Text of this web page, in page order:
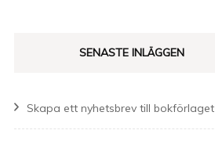
SENASTE INLÄGGEN
Skapa ett nyhetsbrev till bokförlaget